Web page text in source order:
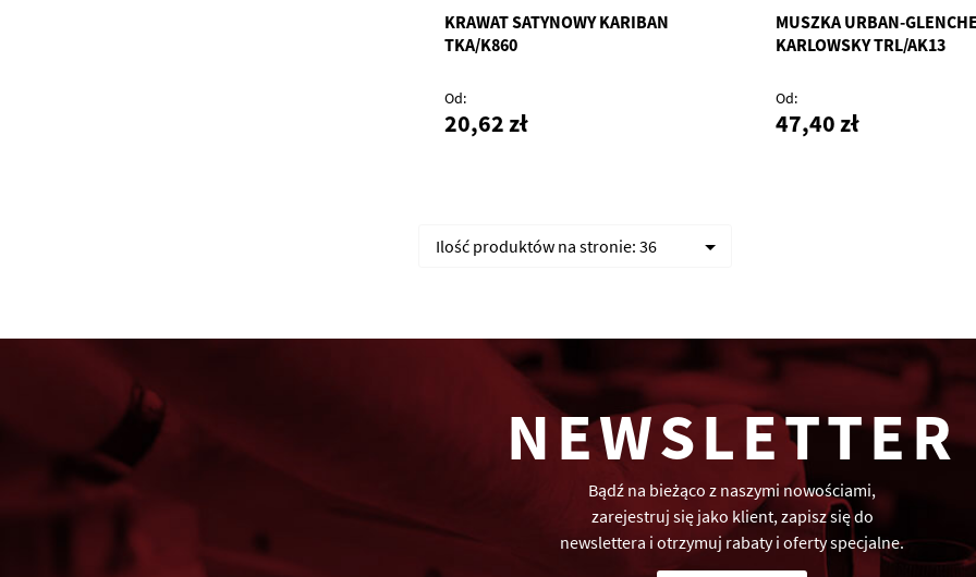
KRAWAT SATYNOWY KARIBAN
TKA/K860
Od
20,62 zł
MUSZKA URBAN-
KARLOWSKY TRL/AK13
Od
47,40 zł
Ilość produktów na stronie: 36
NEWSLETTER
Bądź na bieżąco z naszymi nowościami,
zarejestruj się jako klient, zapisz się do
newslettera i otrzymuj rabaty i oferty specjalne.